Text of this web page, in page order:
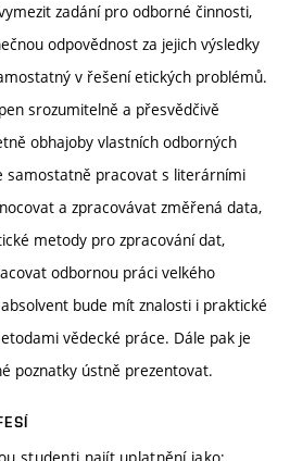
zadání pro odborné činnosti,
odpovědnost za jejich výsledky
v řešení etických problémů.
srozumitelně a přesvědčivě
obhajoby vlastních odborných
samostatně pracovat s literárními
a zpracovávat změřená data,
metody pro zpracování dat,
odbornou práci velkého
bude mít znalosti i praktické
vědecké práce. Dále pak je
poznatky ústně prezentovat.